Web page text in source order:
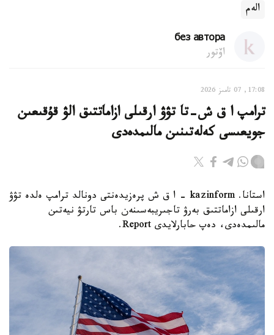
الەم
без автора
اۆتور
17:08, 07 تامىز 2026
ترامپ ا ق ش-تا تۋۋ ارقىلى ازاماتتىق الۋ قۇقىعىن
جويعىسى كەلەتىنىن مالىمدەدى
استانا. kazinform - ا ق ش پرەزيدەنتى دونالد ترامپ ەلدە تۋۋ
ارقىلى ازاماتتىق بەرۋ تاجىريبەسىنەن باس تارتۋ نيەتىن
مالىمدەدى، دەپ حابارلايدى Report.